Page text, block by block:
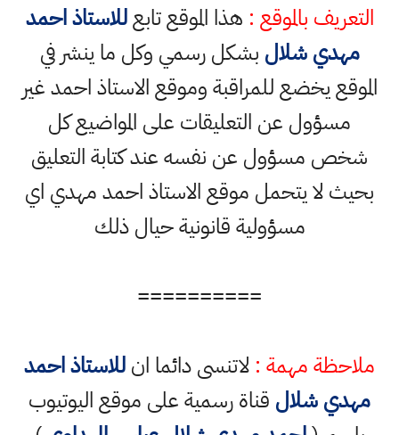
التعريف بالموقع : هذا الموقع تابعللاستاذ احمد
مهدي شلال بشكل رسمي وكل ما ينشر في
الموقع يخضع للمراقبة وموقع الاستاذ احمد غير
مسؤول عن التعليقات على المواضيع كل
شخص مسؤول عن نفسه عند كتابة التعليق
بحيث لا يتحمل موقع الاستاذ احمد مهدي اي
مسؤولية قانونية حيال ذلك
==========
ملاحظة مهمة : لاتنسى دائما انللاستاذ احمد
مهدي شلال قناة رسمية على موقع اليوتيوب